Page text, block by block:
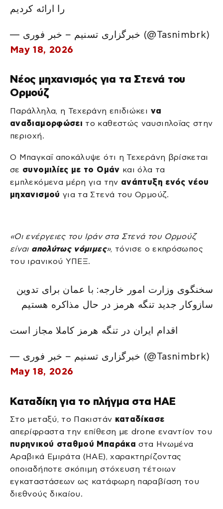
را ارائه کردیم
— خبرگزاری تسنیم – خبر فوری (@Tasnimbrk)
May 18, 2026
Νέος μηχανισμός για τα Στενά του
Ορμούζ
Παράλληλα, η Τεχεράνη επιδιώκει να
αναδιαμορφώσει το καθεστώς ναυσιπλοΐας στην
περιοχή.
Ο Μπαγκαΐ αποκάλυψε ότι η Τεχεράνη βρίσκεται
σε συνομιλίες με το Ομάν και όλα τα
εμπλεκόμενα μέρη για την ανάπτυξη ενός νέου
μηχανισμού για τα Στενά του Ορμούζ.
«Οι ενέργειες του Ιράν στα Στενά του Ορμούζ
είναι απολύτως νόμιμες», τόνισε ο εκπρόσωπος
του ιρανικού ΥΠΕΞ.
سخنگوی وزارت امور خارجه: با عمان برای تدوین
سازوکار جدید تنگه هرمز در حال مذاکره هستیم
اقدام ایران در تنگه هرمز کاملا مجاز است
— خبرگزاری تسنیم – خبر فوری (@Tasnimbrk)
May 18, 2026
Καταδίκη για το πλήγμα στα ΗΑΕ
Στο μεταξύ, το Πακιστάν καταδίκασε
απερίφραστα την επίθεση με drone εναντίον του
πυρηνικού σταθμού Μπαράκα στα Ηνωμένα
Αραβικά Εμιράτα (ΗΑΕ), χαρακτηρίζοντας
οποιαδήποτε σκόπιμη στόχευση τέτοιων
εγκαταστάσεων ως κατάφωρη παραβίαση του
διεθνούς δικαίου.